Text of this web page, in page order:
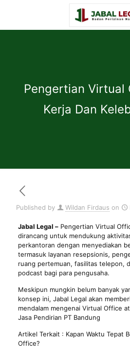
Pengertian Virtual
Kerja Dan
Published by Wildan Firdaus on
Jabal Legal –Pengertian Virtual
dirancang untuk mendukung
perkantoran dengan menyediakan
termasuk layanan resepsionis,
ruang pertemuan, fasilitas telepon,
podcast bagi para pengusaha.
Meskipun mungkin belum banyak
konsep ini, Jabal Legal akan
mendalam mengenai Virtual Office
Jasa Pendirian PT Bandung
Artikel Terkait : Kapan Waktu Tepat
Office?